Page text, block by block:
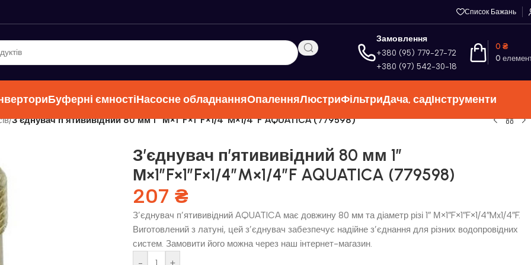
Список Бажань
Замовлення
+380 (95) 779-27-72
+380 (97) 542-30-18
0
0 ₴
Буферні ємностіНасосне обладнанняОпаленняЛюстриФільтриДача, садІнструменти
/З’єднувач п’ятививідний 80 мм 1″ М×1″F×1″F×1/4″M×1/4″F AQUATICA (779598)
З’єднувач п’ятививідний 80 мм 1″
М×1″F×1″F×1/4″M×1/4″F AQUATICA (779598)
207 ₴
З’єднувач п’ятививідний AQUATICA має довжину 80 мм та діаметр різі 1″ М×1″F×1″F×1/4″Mx1/4″F.
Виготовлений з латуні, цей з’єднувач забезпечує надійне з’єднання для різних водопровідних
систем. Замовити його можна через наш інтернет-магазин.